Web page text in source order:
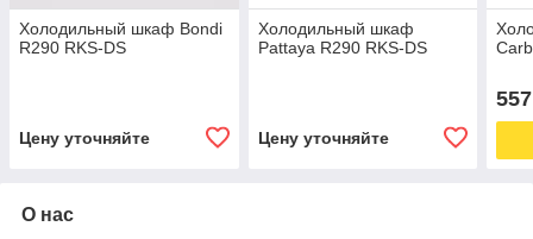
Холодильный шкаф Bondi
R290 RKS-DS
Цену уточняйте
Холодильный шкаф
Pattaya R290 RKS-DS
Цену уточняйте
О нас